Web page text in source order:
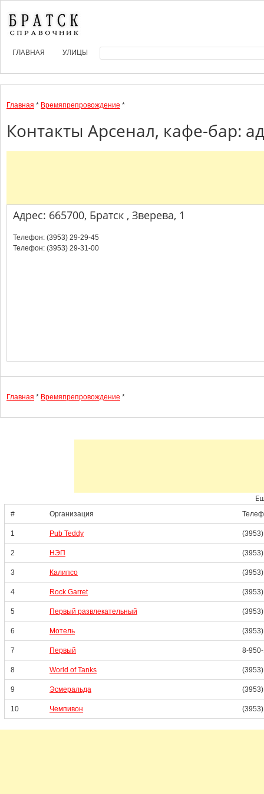
ГЛАВНАЯ УЛИЦЫ
Главная * Времяпрепровождение *
Контакты Арсенал, кафе-бар:
Адрес: 665700, Братск , Зверева, 1
Телефон: (3953) 29-29-45
Телефон: (3953) 29-31-00
Главная * Времяпрепровождение *
# Организация
1 Pub Teddy
2 НЭП
3 Калипсо
4 Rock Garret
5 Первый развлекательный
6 Мотель
7 Первый 8-
8 World of Tanks
9 Эсмеральда
10 Чемпивон